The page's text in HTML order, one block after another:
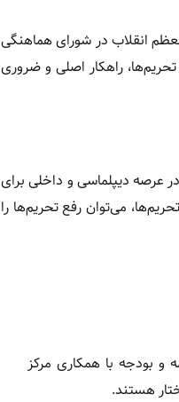
انقلاب در شورای هماهنگی
راهکار اصلی و ضروری
عرصه دیپلماسی و داخلی برای
می‌توان رفع تحریم‌ها را
بودجه با همکاری مرکز
هستند.